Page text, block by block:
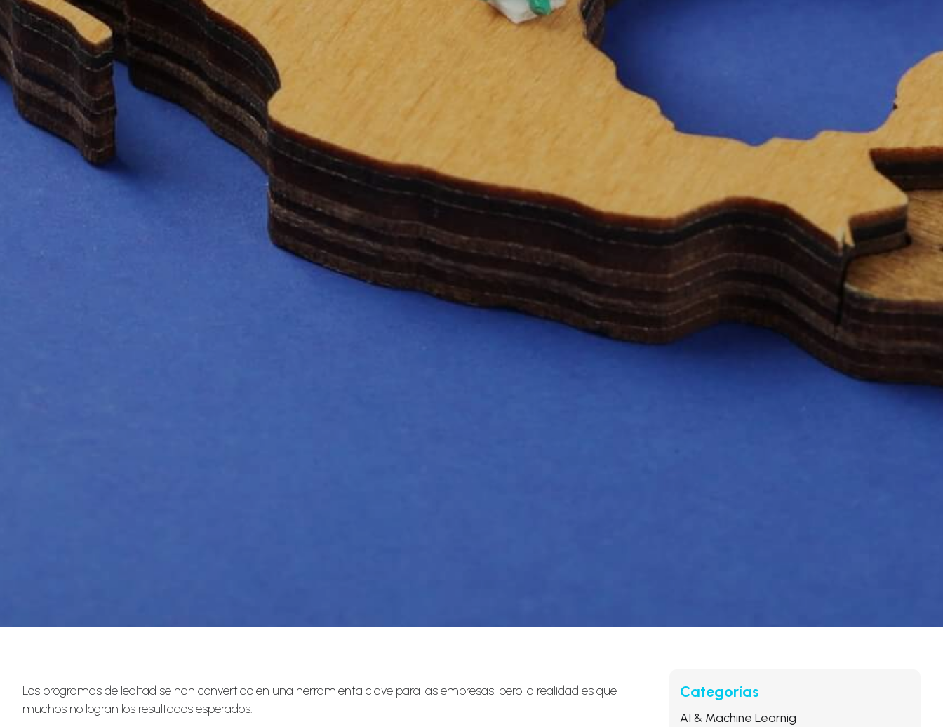
Los programas de lealtad se han convertido en una herramienta clave para las empresas, pero la realidad es que
muchos no logran los resultados esperados.
Categorías
AI & Machine Learnig